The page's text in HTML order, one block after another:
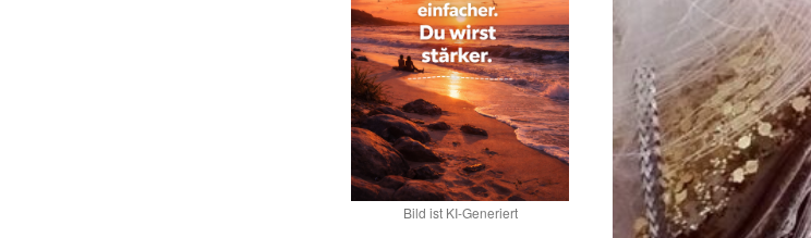
Bild ist KI-Generiert